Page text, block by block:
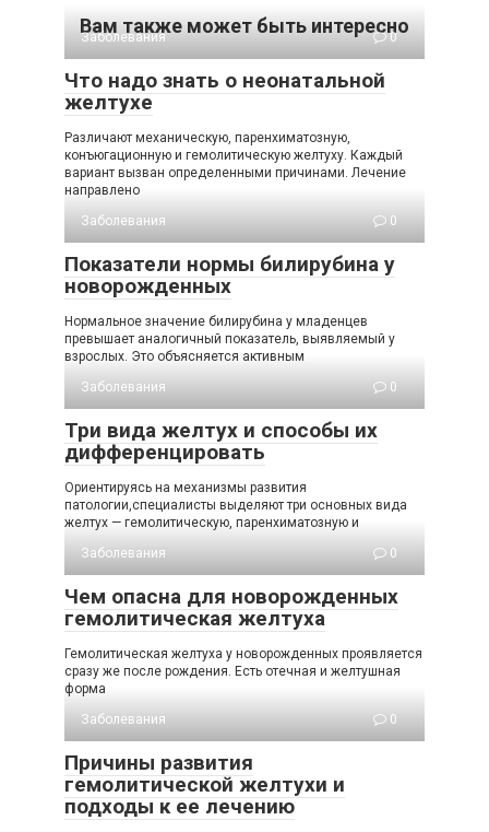
Вам также может быть интересно
Заболевания 0
Что надо знать о неонатальной
желтухе
Различают механическую, паренхиматозную,
конъюгационную и гемолитическую желтуху. Каждый
вариант вызван определенными причинами. Лечение
направлено
Заболевания
0
Показатели нормы билирубина у
новорожденных
Нормальное значение билирубина у младенцев
превышает аналогичный показатель, выявляемый у
взрослых. Это объясняется активным
Заболевания
0
Три вида желтух и способы их
дифференцировать
Ориентируясь на механизмы развития
патологии,специалисты выделяют три основных вида
желтух — гемолитическую, паренхиматозную и
Заболевания
0
Чем опасна для новорожденных
гемолитическая желтуха
Гемолитическая желтуха у новорожденных проявляется
сразу же после рождения. Есть отечная и желтушная
форма
Заболевания
0
Причины развития
гемолитической желтухи и
подходы к ее лечению